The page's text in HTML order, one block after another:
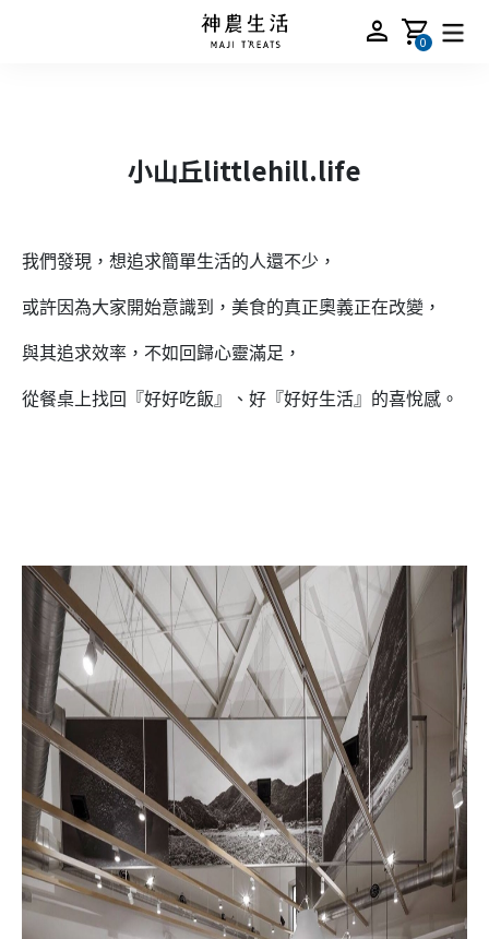
person shopping_cart
0
小山丘littlehill.life
我們發現，想追求簡單生活的人還不少，
或許因為大家開始意識到，美食的真正奧義正在改變，
與其追求效率，不如回歸心靈滿足，
從餐桌上找回『好好吃飯』、好『好好生活』的喜悅感。